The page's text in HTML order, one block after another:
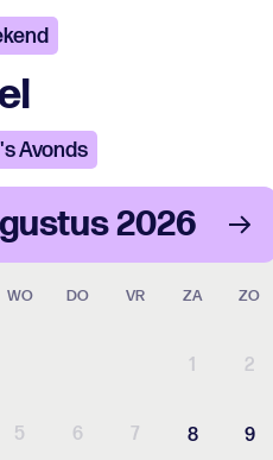
's Avonds
2026
WO DO VR ZA ZO
1 2
5 6 7 8 9